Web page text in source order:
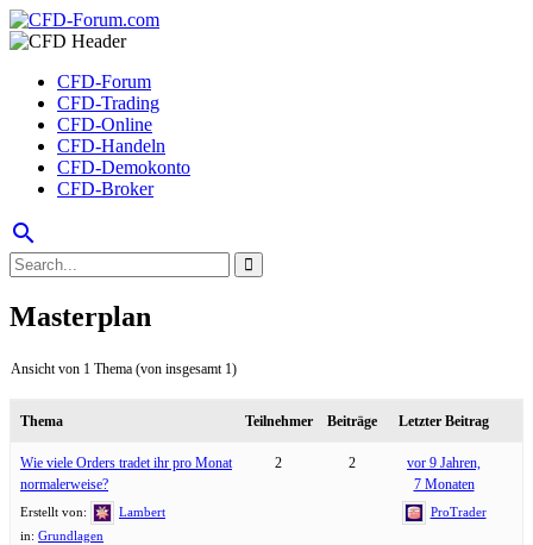
CFD-Forum
CFD-Trading
CFD-Online
CFD-Handeln
CFD-Demokonto
CFD-Broker
search
Masterplan
Ansicht von 1 Thema (von insgesamt 1)
Thema Teilnehmer Beiträge Letzter Beitrag
Wie viele Orders tradet ihr pro Monat
normalerweise?
Erstellt von:
Lambert
in: Grundlagen
2 2
vor 9 Jahren,
7 Monaten
ProTrader